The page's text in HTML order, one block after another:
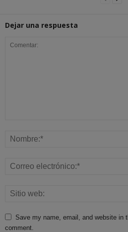
Dejar una respuesta
Save my name, email, and website in
comment.